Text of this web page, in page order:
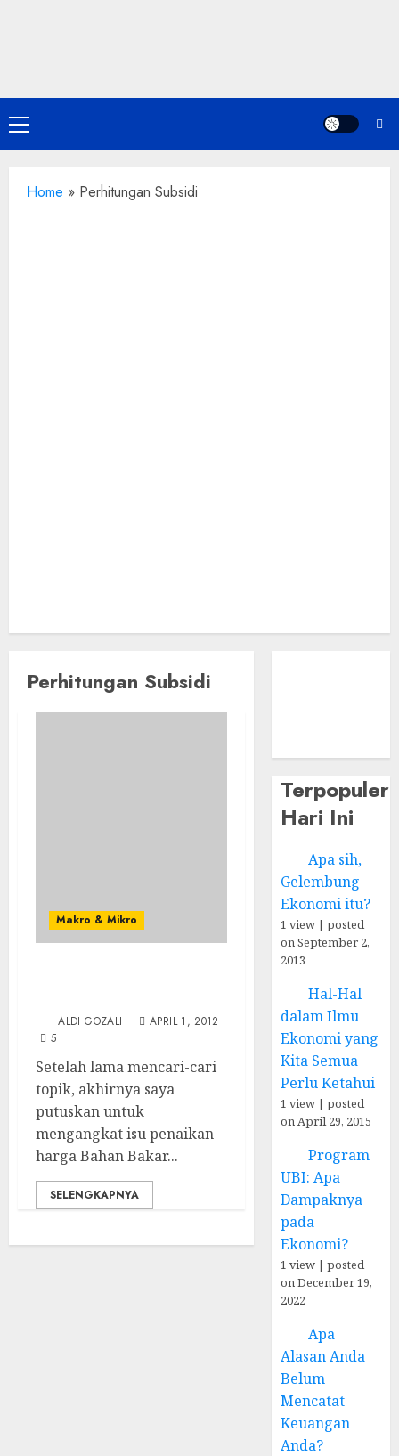
Primary
Menu
Home » Perhitungan Subsidi
Perhitungan Subsidi
Makro & Mikro
ALDI GOZALI
APRIL 1, 2012
5
Setelah lama mencari-cari
topik, akhirnya saya
putuskan untuk
mengangkat isu penaikan
harga Bahan Bakar...
SELENGKAPNYA
Terpopuler
Hari Ini
Apa sih,
Gelembung
Ekonomi itu?
1 view |posted
on September 2,
2013
Hal-Hal
dalam Ilmu
Ekonomi yang
Kita Semua
Perlu Ketahui
1 view |posted
on April 29, 2015
Program
UBI: Apa
Dampaknya
pada
Ekonomi?
1 view |posted
on December 19,
2022
Apa
Alasan Anda
Belum
Mencatat
Keuangan
Anda?